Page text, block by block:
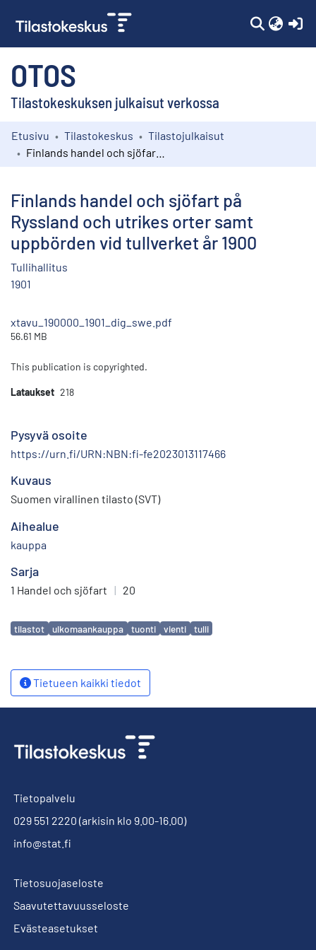
OTOS
Tilastokeskuksen julkaisut verkossa
Kokoelmat
Etusivu Tilastokeskus
Tilastojulkaisut
Finlands handel och sjöfart på
Ryssland och utrikes orter samt
uppbörden vid tullverket år 1900
Tullihallitus
1901
xtavu_190000_1901_dig_swe.pdf
56.61 MB
This publication is copyrighted.
Lataukset 218
Pysyvä osoite
https://urn.fi/URN:NBN:fi-fe2023013117466
Kuvaus
Suomen virallinen tilasto (SVT)
Aihealue
kauppa
Sarja
1 Handel och sjöfart | 20
Avainsanat
tilastot ulkomaankauppa tuonti vienti tulli
Tietueen kaikki tiedot
Tietopalvelu
029 551 2220 (arkisin klo 9.00-16.00)
info@stat.fi
Tietosuojaseloste
Saavutettavuusseloste
Evästeasetukset